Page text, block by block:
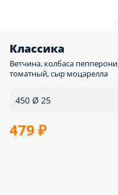
Классика
Ветчина, колбаса
томатный, сыр моцарелла
450 Ø 25
479 ₽